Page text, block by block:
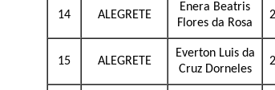
14 ALEGRETE
Enera Beatris
Flores da Rosa
15 ALEGRETE
Everton Luis da
Cruz Dorneles